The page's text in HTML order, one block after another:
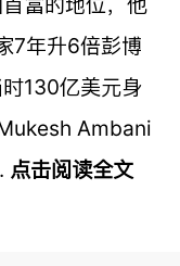
7年升6倍彭博
130亿美元身
Ambani
点击阅读全文